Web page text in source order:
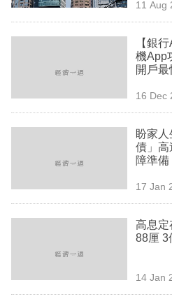
欄
區
11 Aug
【銀
機App
開戶
16 Dec
盼家
債」高
障準備
17 Jan
高息定
88厘 3
14 Jan